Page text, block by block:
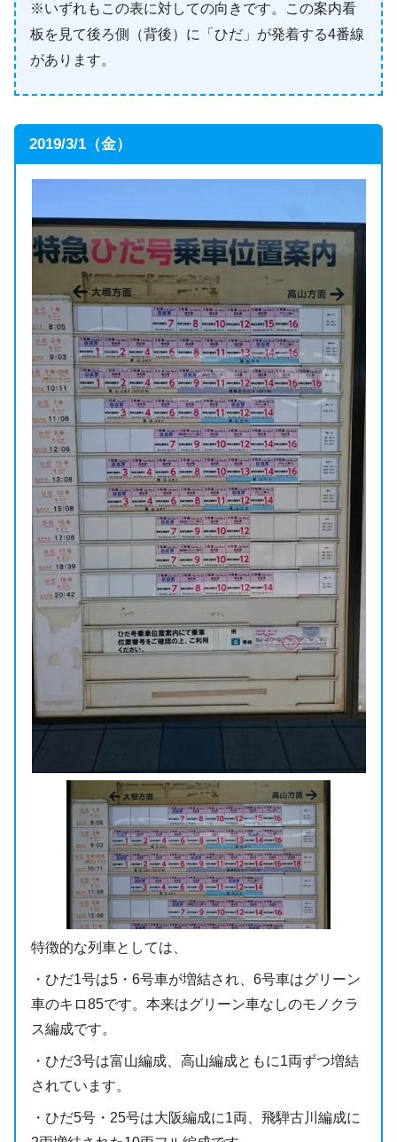
※いずれもこの表に対しての向きです。この案内看
板を見て後ろ側（背後）に「ひだ」が発着する4番線
があります。
2019/3/1（金）
特徴的な列車としては、
・ひだ1号は5・6号車が増結され、6号車はグリーン
車のキロ85です。本来はグリーン車なしのモノクラ
ス編成です。
・ひだ3号は富山編成、高山編成ともに1両ずつ増結
されています。
・ひだ5号・25号は大阪編成に1両、飛騨古川編成に